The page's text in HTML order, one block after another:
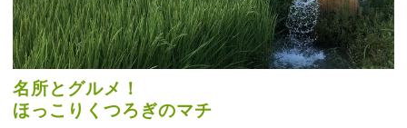
名所とグルメ！
ほっこりくつろぎのマチ